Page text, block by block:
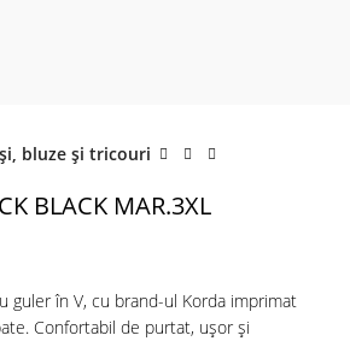
bluze și tricouri
BLACK MAR.3XL
guler în V, cu brand-ul Korda imprimat
Confortabil de purtat, ușor și